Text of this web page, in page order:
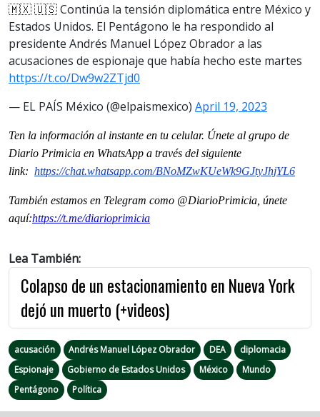
🇲🇽 🇺🇸 Continúa la tensión diplomática entre México y
Estados Unidos. El Pentágono le ha respondido al
presidente Andrés Manuel López Obrador a las
acusaciones de espionaje que había hecho este martes
https://t.co/Dw9w2ZTjd0
— EL PAÍS México (@elpaismexico) April 19, 2023
Ten la información al instante en tu celular. Únete al grupo de
Diario Primicia en WhatsApp a través del siguiente
link: https://chat.whatsapp.com/BNoMZwKUeWk9GJtyJhjYL6
También estamos en Telegram como @DiarioPrimicia, únete
aquí:https://t.me/diarioprimicia
Lea También:
Colapso de un estacionamiento en Nueva York
dejó un muerto (+videos)
acusación Andrés Manuel López Obrador DEA
diplomacia
Espionaje
Gobierno de Estados Unidos México
Mundo
Pentágono
Política